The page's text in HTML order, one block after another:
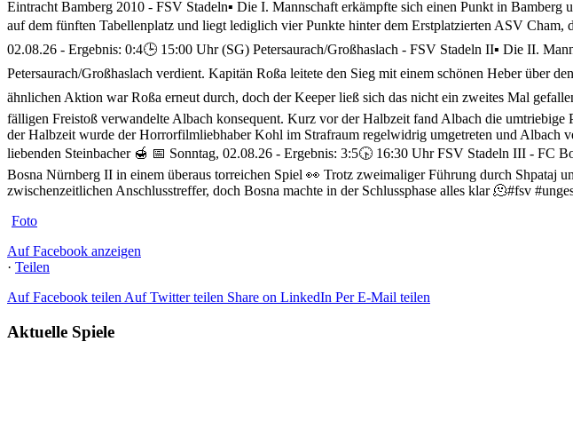
Eintracht Bamberg 2010 - FSV Stadeln▪️ Die I. Mannschaft erkämpfte sich einen Punkt in
auf dem fünften Tabellenplatz und liegt lediglich vier Punkte hinter dem Erstplatzierten ASV
02.08.26 - Ergebnis: 0:4🕒 15:00 Uhr (SG) Petersaurach/Großhaslach - FSV Stadeln II▪️ Die II.
Petersaurach/Großhaslach verdient. Kapitän Roßa leitete den Sieg mit einem schönen Heber über
ähnlichen Aktion war Roßa erneut durch, doch der Keeper ließ sich das nicht ein zweites Mal
fälligen Freistoß verwandelte Albach konsequent. Kurz vor der Halbzeit fand Albach die
der Halbzeit wurde der Horrorfilmliebhaber Kohl im Strafraum regelwidrig umgetreten und Albach
liebenden Steinbacher 🍯 📅 Sonntag, 02.08.26 - Ergebnis: 3:5🕟 16:30 Uhr FSV Stadeln III - FC
Bosna Nürnberg II in einem überaus torreichen Spiel 👀 Trotz zweimaliger Führung durch Shpataj
zwischenzeitlichen Anschlusstreffer, doch Bosna machte in der Schlussphase alles klar 🫠#fsv
Foto
Auf Facebook anzeigen
· Teilen
Auf Facebook teilen Auf Twitter teilen Share on LinkedIn Per E-Mail teilen
Aktuelle Spiele